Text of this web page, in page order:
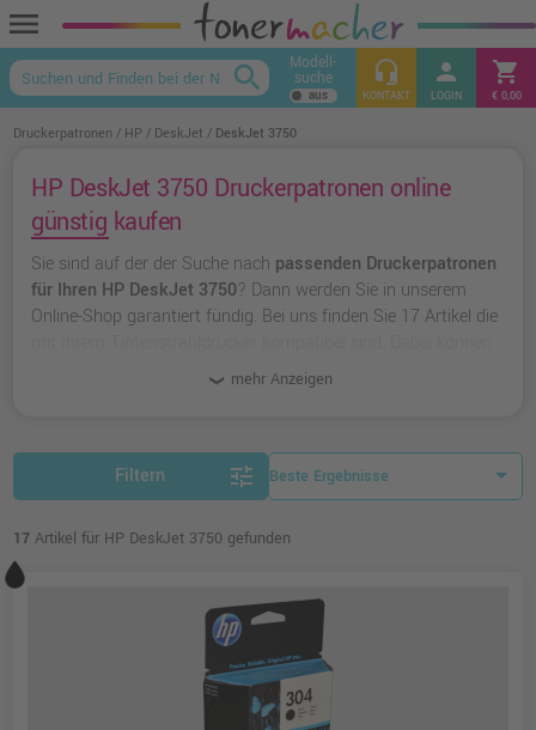
menu
keyboard_arrow_up
search Modell-
suche headset_mic
KONTAKT
person
LOGIN
shopping_cart
€ 0,00
Druckerpatronen HP DeskJet DeskJet 3750
HP DeskJet 3750 Druckerpatronen online
günstig kaufen
Sie sind auf der der Suche nach passenden Druckerpatronen
für Ihren HP DeskJet 3750? Dann werden Sie in unserem
Online-Shop garantiert fündig. Bei uns finden Sie 17 Artikel die
originalen Druckerpatronen von HP
greifen.
mehr Anzeigen
Filtern tune
17 Artikel für HP DeskJet 3750 gefunden